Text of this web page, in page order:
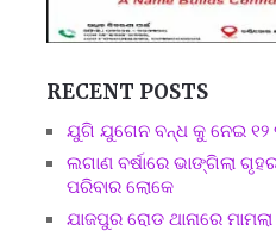
RECENT POSTS
ଯୁଗି ଯୁଗେନ ବନ୍ଧ କୁ ନେଇ
ଲଗାଣ ବର୍ଷାରେ ଭାଙ୍ଗିଲା
ପରିବାର ଲୋକେ
ଯାଜପୁର ରୋଡ ଥାନାରେ